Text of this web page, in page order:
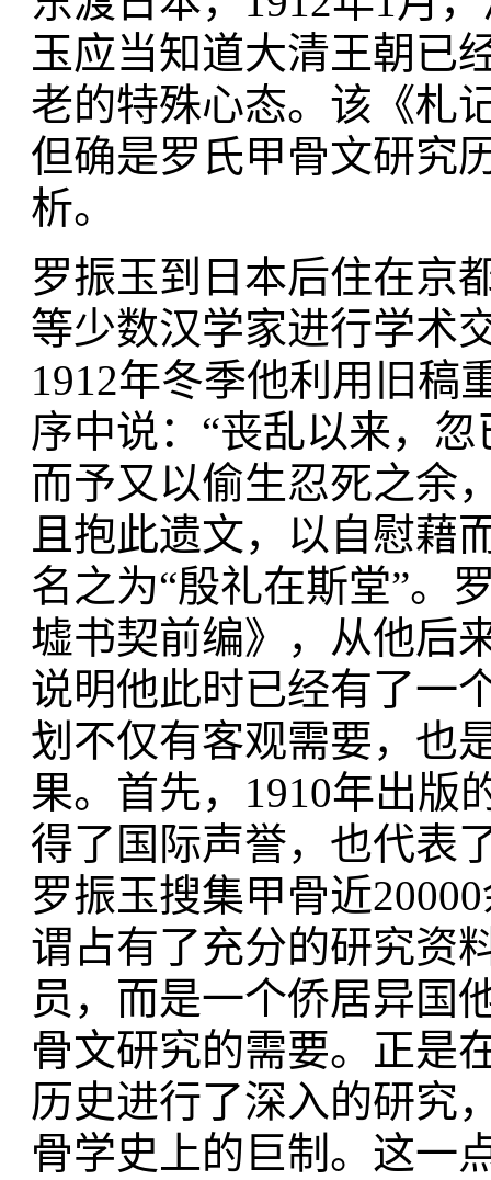
玉应当知道大清王朝已
老的特殊心态。该《札
但确是罗氏甲骨文研究
析。
罗振玉到日本后住在京
等少数汉学家进行学术
1912年冬季他利用旧稿
序中说：“丧乱以来，
而予又以偷生忍死之余
且抱此遗文，以自慰藉
名之为“殷礼在斯堂”。
墟书契前编》，从他后
说明他此时已经有了一
划不仅有客观需要，也
果。首先，1910年出版
得了国际声誉，也代表
罗振玉搜集甲骨近
谓占有了充分的研究资
员，而是一个侨居异国
骨文研究的需要。正是
历史进行了深入的研究
骨学史上的巨制。这一